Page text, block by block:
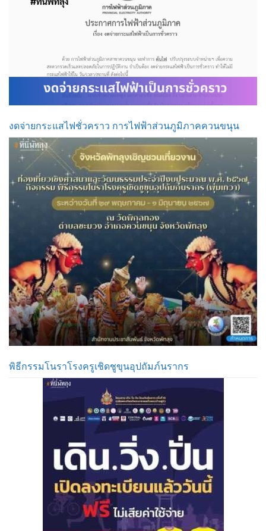
งดจ่ายกระแสไฟชั่วคราว การไฟฟ้าส่วนภูมิภาคควนขนุน
พิธีกรรมโนราโรงครูเชิดชูขุนอุปถัมภ์นรากร